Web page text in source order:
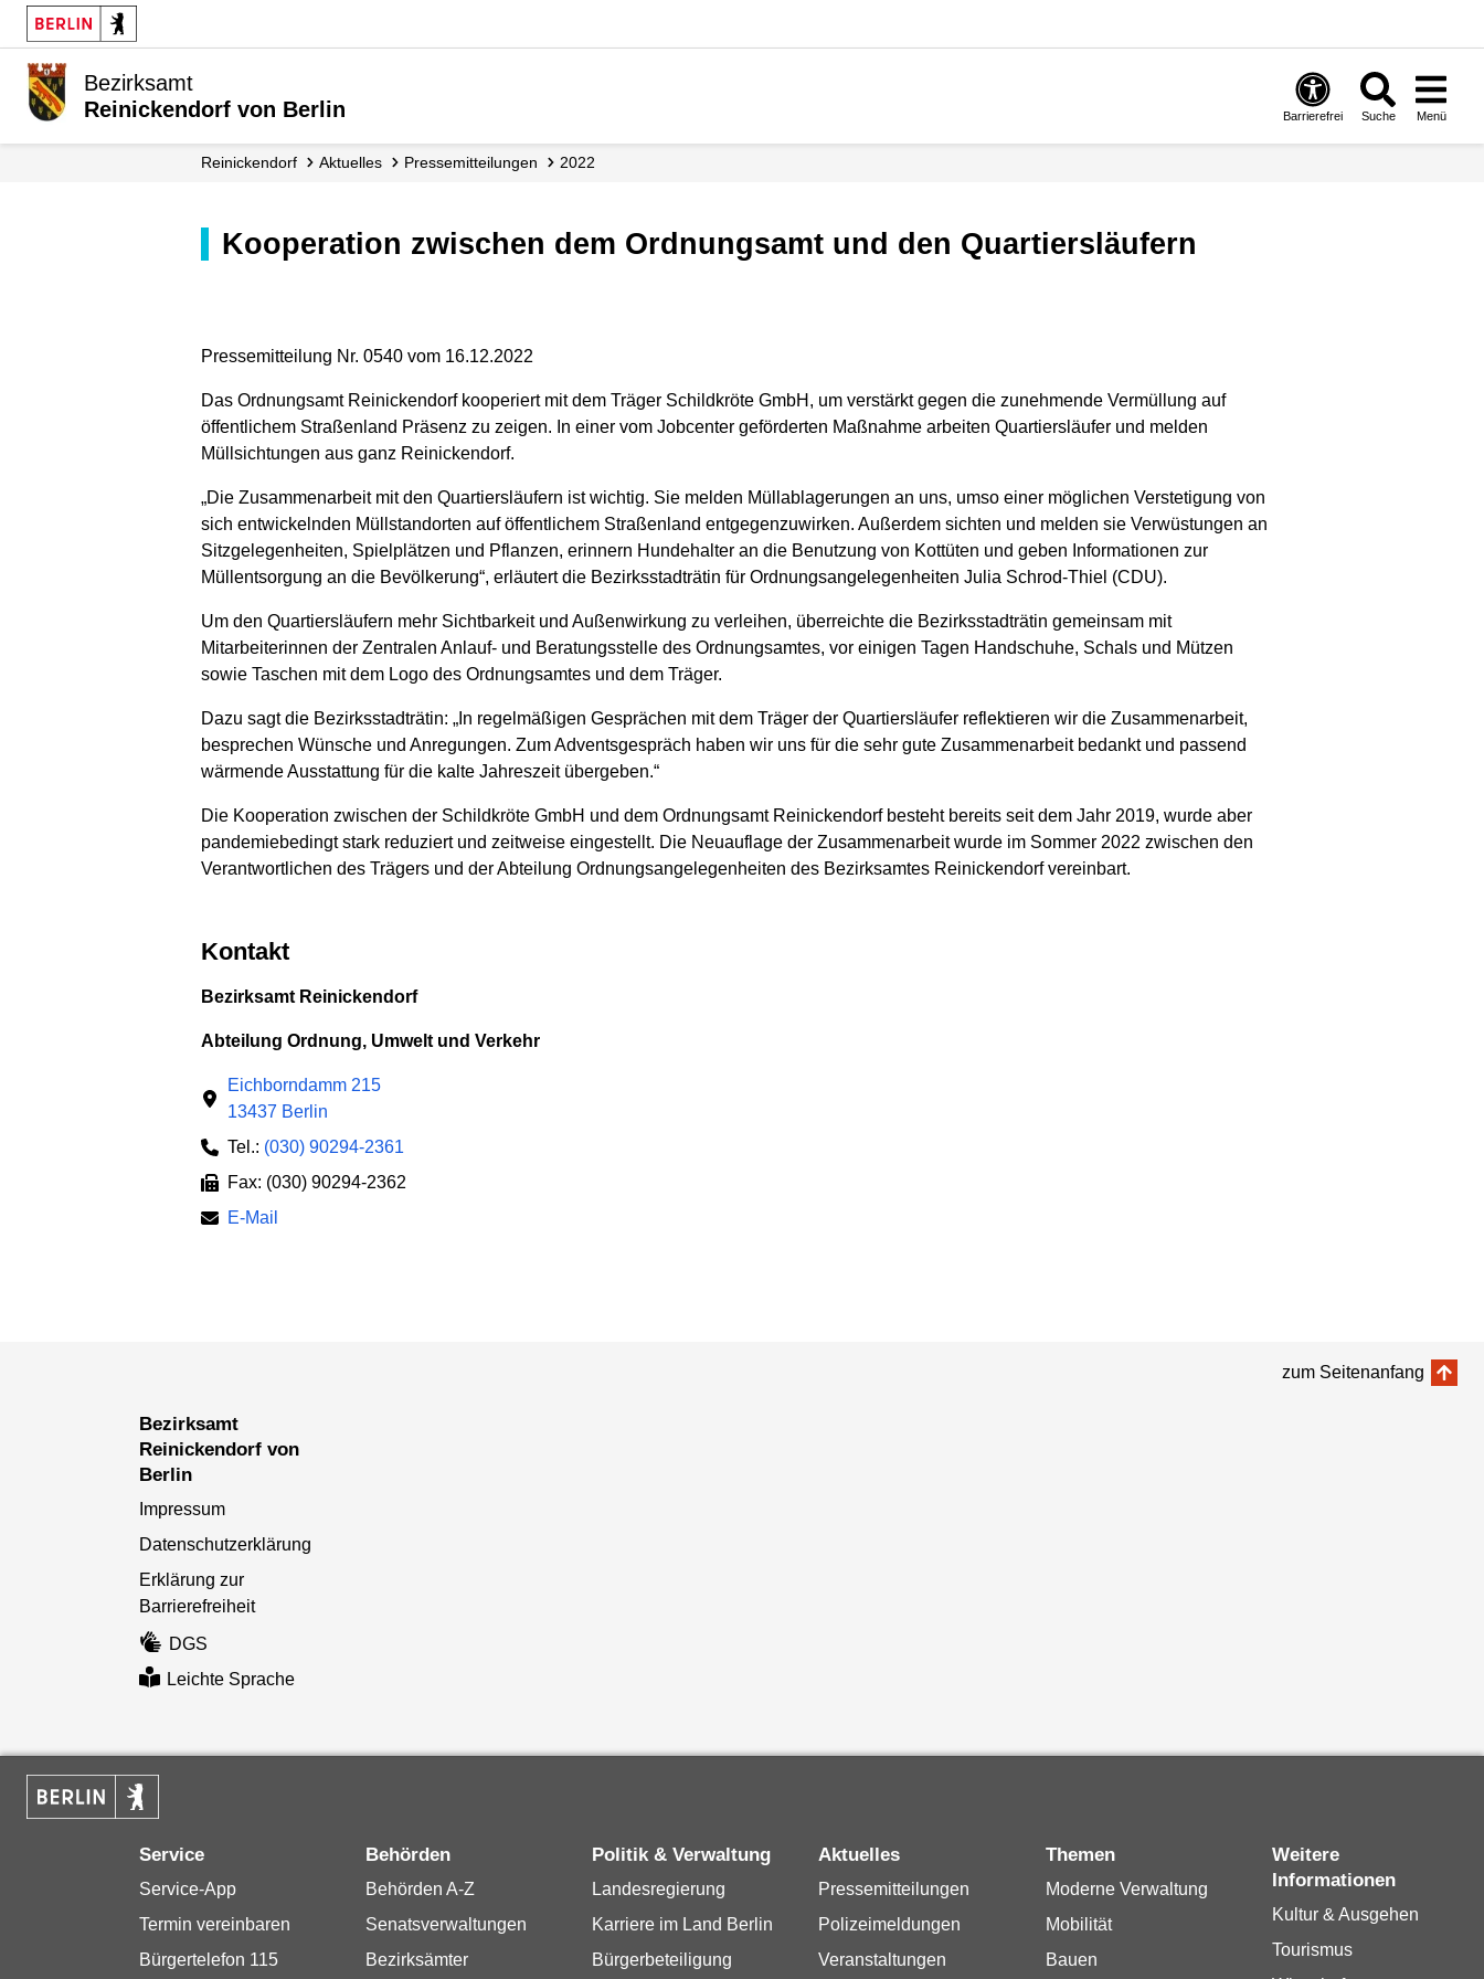
Bezirksamt
Reinickendorf von Berlin
Barrierefrei Suche Menü
Reinickendorf Aktuelles Presse­mitteilungen 2022
Kooperation zwischen dem Ordnungsamt und den Quartiersläufern
Pressemitteilung Nr. 0540 vom 16.12.2022
Das Ordnungsamt Reinickendorf kooperiert mit dem Träger Schildkröte GmbH, um verstärkt gegen die zunehmende Vermüllung auf
öffentlichem Straßenland Präsenz zu zeigen. In einer vom Jobcenter geförderten Maßnahme arbeiten Quartiersläufer und melden
Müllsichtungen aus ganz Reinickendorf.
„Die Zusammenarbeit mit den Quartiersläufern ist wichtig. Sie melden Müllablagerungen an uns, umso einer möglichen Verstetigung von
sich entwickelnden Müllstandorten auf öffentlichem Straßenland entgegenzuwirken. Außerdem sichten und melden sie Verwüstungen an
Sitzgelegenheiten, Spielplätzen und Pflanzen, erinnern Hundehalter an die Benutzung von Kottüten und geben Informationen zur
Müllentsorgung an die Bevölkerung“, erläutert die Bezirksstadträtin für Ordnungsangelegenheiten Julia Schrod-Thiel (CDU).
Um den Quartiersläufern mehr Sichtbarkeit und Außenwirkung zu verleihen, überreichte die Bezirksstadträtin gemeinsam mit
Mitarbeiterinnen der Zentralen Anlauf- und Beratungsstelle des Ordnungsamtes, vor einigen Tagen Handschuhe, Schals und Mützen
sowie Taschen mit dem Logo des Ordnungsamtes und dem Träger.
Dazu sagt die Bezirksstadträtin: „In regelmäßigen Gesprächen mit dem Träger der Quartiersläufer reflektieren wir die Zusammenarbeit,
besprechen Wünsche und Anregungen. Zum Adventsgespräch haben wir uns für die sehr gute Zusammenarbeit bedankt und passend
wärmende Ausstattung für die kalte Jahreszeit übergeben.“
Die Kooperation zwischen der Schildkröte GmbH und dem Ordnungsamt Reinickendorf besteht bereits seit dem Jahr 2019, wurde aber
pandemiebedingt stark reduziert und zeitweise eingestellt. Die Neuauflage der Zusammenarbeit wurde im Sommer 2022 zwischen den
Verantwortlichen des Trägers und der Abteilung Ordnungsangelegenheiten des Bezirksamtes Reinickendorf vereinbart.
Kontakt
Bezirksamt Reinickendorf
Abteilung Ordnung, Umwelt und Verkehr
Eichborndamm 215
13437 Berlin
Tel.: (030) 90294-2361
Fax: (030) 90294-2362
E-Mail
zum Seitenanfang
Bezirksamt
Reinickendorf von
Berlin
Impressum
Datenschutzerklärung
Erklärung zur
Barrierefreiheit
DGS
Leichte Sprache
Service
Service-App
Termin vereinbaren
Bürgertelefon 115
Behörden
Behörden A-Z
Senatsverwaltungen
Bezirksämter
Politik & Verwaltung
Landesregierung
Karriere im Land Berlin
Bürgerbeteiligung
Aktuelles
Pressemitteilungen
Polizeimeldungen
Veranstaltungen
Themen
Moderne Verwaltung
Mobilität
Bauen
Weitere
Informationen
Kultur & Ausgehen
Tourismus